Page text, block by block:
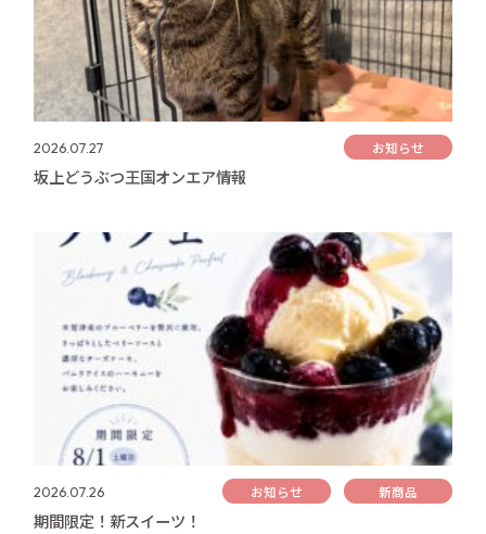
2026.07.27 お知らせ
坂上どうぶつ王国オンエア情報
2026.07.26 お知らせ 新商品
期間限定！新スイーツ！